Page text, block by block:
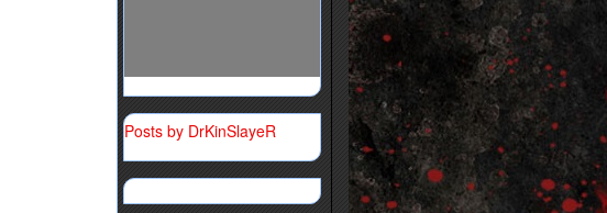
Posts by DrKinSlayeR